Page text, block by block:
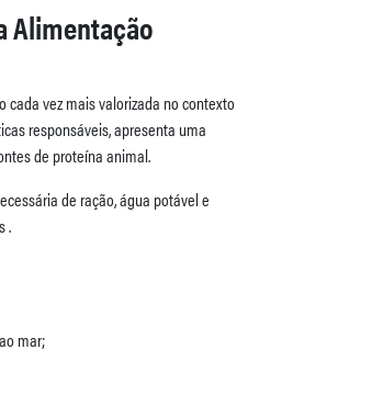
Alimentação
cada vez mais valorizada no contexto
responsáveis, apresenta uma
de proteína animal.
mar;